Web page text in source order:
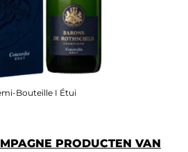
Bouteille I Étui
PRODUCTEN VAN